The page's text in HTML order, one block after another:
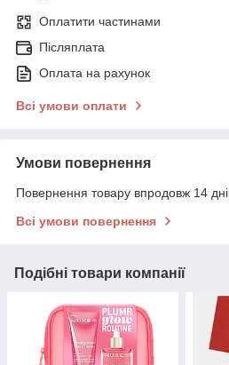
Оплатити частинами
Післяплата
Оплата на рахунок
Всі умови оплати
Умови повернення
Повернення товару впродовж 14
Всі умови повернення
Подібні товари компанії